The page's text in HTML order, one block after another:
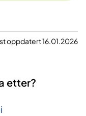
oppdatert 16.01.2026
etter?